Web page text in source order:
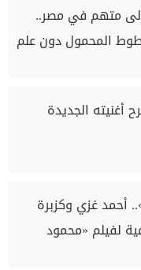
متهم في مصر..
المحمول دون علم
الجديدة
أحمد غزي وكزبرة
لفيلم «محمود